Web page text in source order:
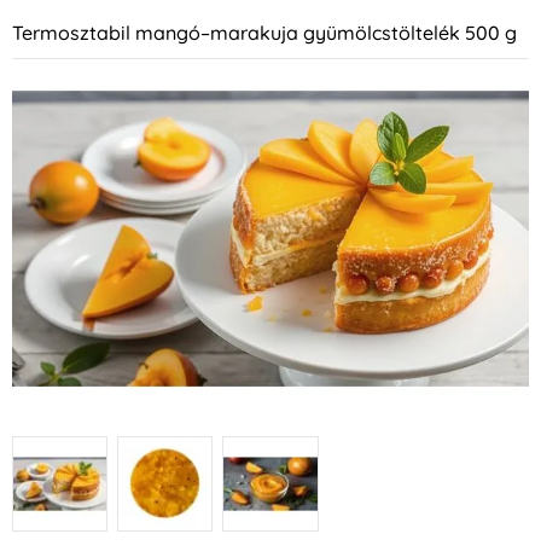
Termosztabil mangó–marakuja gyümölcstöltelék 500 g